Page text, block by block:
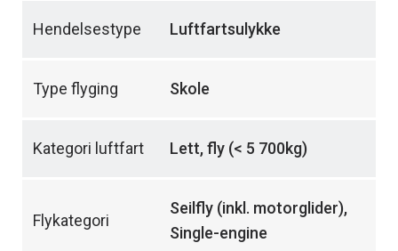
Hendelsestype Luftfartsulykke
Type flyging Skole
Kategori luftfart Lett, fly (< 5 700kg)
Flykategori
Seilfly (inkl. motorglider),
Single-engine